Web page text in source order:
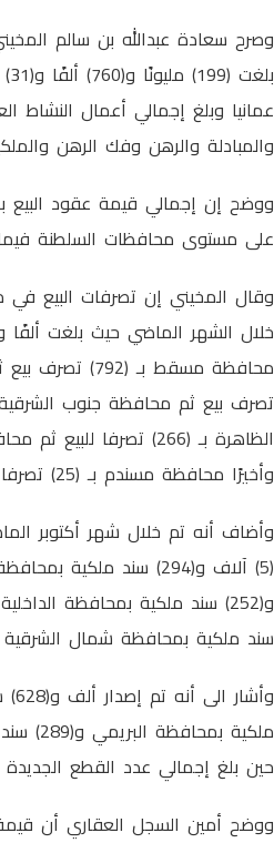
وصرح سعادة عبدالله بن سالم
والمبادلة والرهن وفك الرهن
على مستوى محافظات السلطنة فيما بلغت الرسوم
وقال المخيني إن تصرفات البيع
وأخيرًا محافظة مسندم بـ (25) تصرفا للبيع.
سند ملكية بمحافظة شمال الشرقية وألفًا و(749) سند ملكية
حين بلغ إجمالي عدد القطع الجديدة المسجلة لأول مرة (5)
ووضح أمين السجل العقاري أن